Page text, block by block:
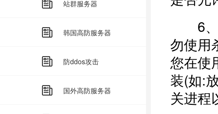
站群服务器
韩国高防服务器
防ddos攻击
国外高防服务器
6、
勿使用
您在使
装(如:
关进程